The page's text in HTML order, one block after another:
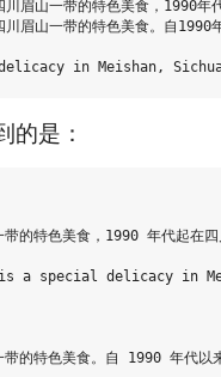
眉山一带的特色美食，1990年
眉山一带的特色美食。自1990
的是：
的特色美食，1990 年代起在四
a special delicacy in
的特色美食。自 1990 年代以